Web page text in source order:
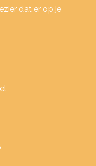
dat er op je